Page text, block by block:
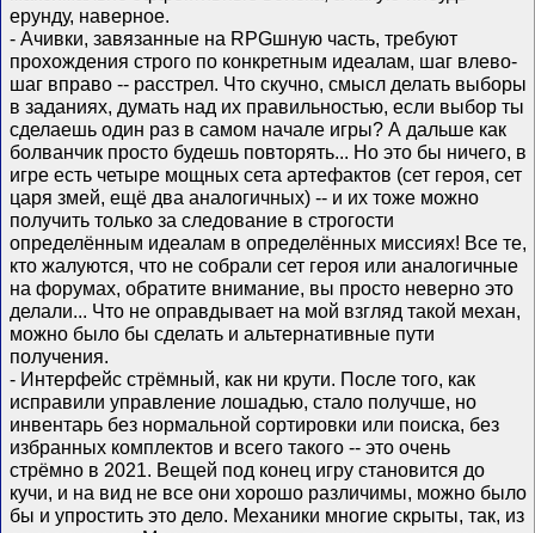
ерунду, наверное.
- Ачивки, завязанные на RPGшную часть, требуют
прохождения строго по конкретным идеалам, шаг влево-
шаг вправо -- расстрел. Что скучно, смысл делать выборы
в заданиях, думать над их правильностью, если выбор ты
сделаешь один раз в самом начале игры? А дальше как
болванчик просто будешь повторять... Но это бы ничего, в
игре есть четыре мощных сета артефактов (сет героя, сет
царя змей, ещё два аналогичных) -- и их тоже можно
получить только за следование в строгости
определённым идеалам в определённых миссиях! Все те,
кто жалуются, что не собрали сет героя или аналогичные
на форумах, обратите внимание, вы просто неверно это
делали... Что не оправдывает на мой взгляд такой механ,
можно было бы сделать и альтернативные пути
получения.
- Интерфейс стрёмный, как ни крути. После того, как
исправили управление лошадью, стало получше, но
инвентарь без нормальной сортировки или поиска, без
избранных комплектов и всего такого -- это очень
стрёмно в 2021. Вещей под конец игру становится до
кучи, и на вид не все они хорошо различимы, можно было
бы и упростить это дело. Механики многие скрыты, так, из